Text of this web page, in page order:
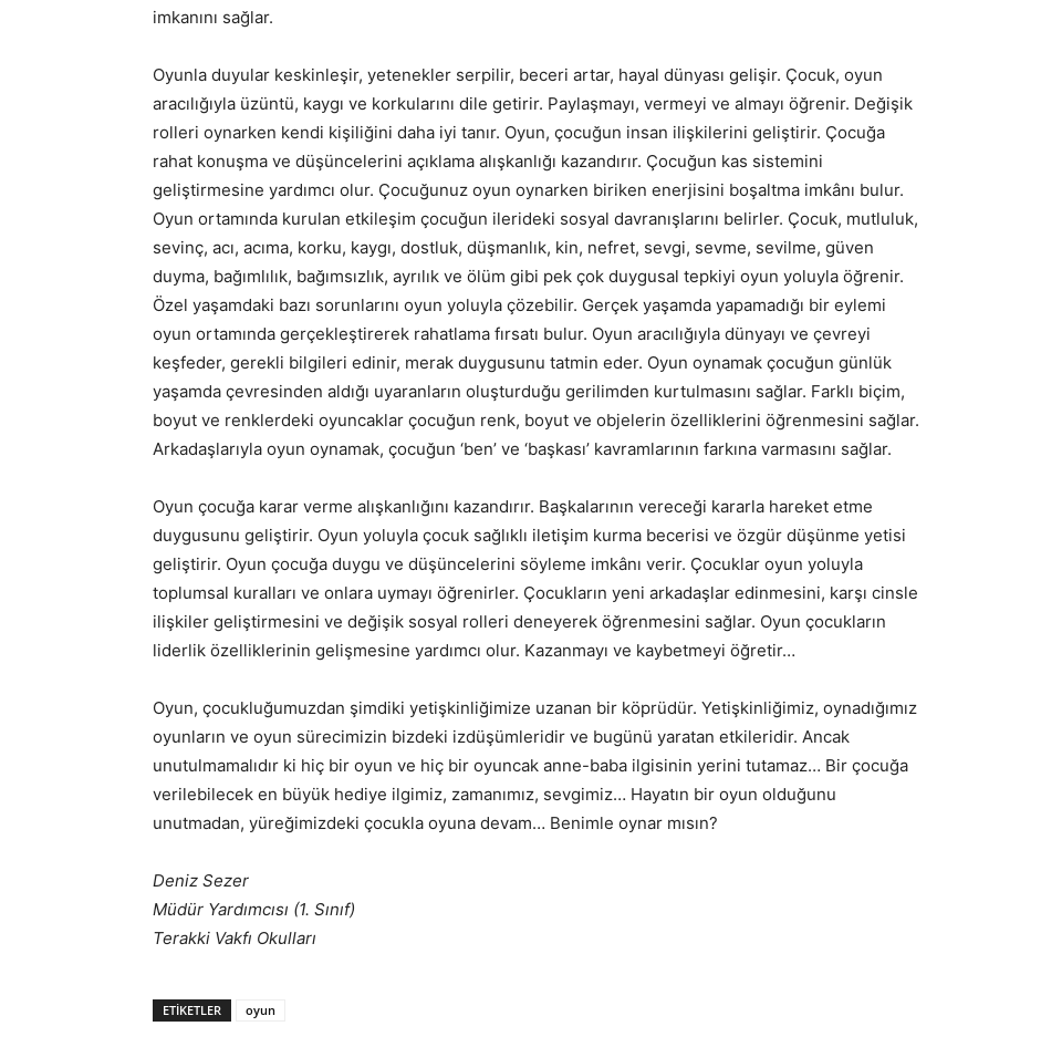
imkanını sağlar.
Oyunla duyular keskinleşir, yetenekler serpilir, beceri artar, hayal dünyası gelişir. Çocuk, oyun
aracılığıyla üzüntü, kaygı ve korkularını dile getirir. Paylaşmayı, vermeyi ve almayı öğrenir. Değişik
rolleri oynarken kendi kişiliğini daha iyi tanır. Oyun, çocuğun insan ilişkilerini geliştirir. Çocuğa
rahat konuşma ve düşüncelerini açıklama alışkanlığı kazandırır. Çocuğun kas sistemini
geliştirmesine yardımcı olur. Çocuğunuz oyun oynarken biriken enerjisini boşaltma imkânı bulur.
Oyun ortamında kurulan etkileşim çocuğun ilerideki sosyal davranışlarını belirler. Çocuk, mutluluk,
sevinç, acı, acıma, korku, kaygı, dostluk, düşmanlık, kin, nefret, sevgi, sevme, sevilme, güven
duyma, bağımlılık, bağımsızlık, ayrılık ve ölüm gibi pek çok duygusal tepkiyi oyun yoluyla öğrenir.
Özel yaşamdaki bazı sorunlarını oyun yoluyla çözebilir. Gerçek yaşamda yapamadığı bir eylemi
oyun ortamında gerçekleştirerek rahatlama fırsatı bulur. Oyun aracılığıyla dünyayı ve çevreyi
keşfeder, gerekli bilgileri edinir, merak duygusunu tatmin eder. Oyun oynamak çocuğun günlük
yaşamda çevresinden aldığı uyaranların oluşturduğu gerilimden kurtulmasını sağlar. Farklı biçim,
boyut ve renklerdeki oyuncaklar çocuğun renk, boyut ve objelerin özelliklerini öğrenmesini sağlar.
Arkadaşlarıyla oyun oynamak, çocuğun ‘ben’ ve ‘başkası’ kavramlarının farkına varmasını sağlar.
Oyun çocuğa karar verme alışkanlığını kazandırır. Başkalarının vereceği kararla hareket etme
duygusunu geliştirir. Oyun yoluyla çocuk sağlıklı iletişim kurma becerisi ve özgür düşünme yetisi
geliştirir. Oyun çocuğa duygu ve düşüncelerini söyleme imkânı verir. Çocuklar oyun yoluyla
toplumsal kuralları ve onlara uymayı öğrenirler. Çocukların yeni arkadaşlar edinmesini, karşı cinsle
ilişkiler geliştirmesini ve değişik sosyal rolleri deneyerek öğrenmesini sağlar. Oyun çocukların
liderlik özelliklerinin gelişmesine yardımcı olur. Kazanmayı ve kaybetmeyi öğretir…
Oyun, çocukluğumuzdan şimdiki yetişkinliğimize uzanan bir köprüdür. Yetişkinliğimiz, oynadığımız
oyunların ve oyun sürecimizin bizdeki izdüşümleridir ve bugünü yaratan etkileridir. Ancak
unutulmamalıdır ki hiç bir oyun ve hiç bir oyuncak anne-baba ilgisinin yerini tutamaz… Bir çocuğa
verilebilecek en büyük hediye ilgimiz, zamanımız, sevgimiz… Hayatın bir oyun olduğunu
unutmadan, yüreğimizdeki çocukla oyuna devam… Benimle oynar mısın?
Deniz Sezer
Müdür Yardımcısı (1. Sınıf)
Terakki Vakfı Okulları
ETIKETLER oyun